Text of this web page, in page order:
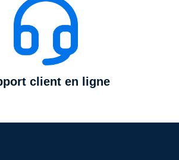
client en ligne